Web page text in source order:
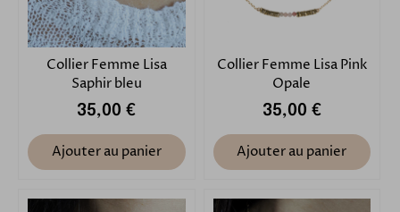
Collier Femme Lisa
Saphir bleu
35,00 €
Ajouter au panier
Collier Femme Lisa Pink
Opale
35,00 €
Ajouter au panier